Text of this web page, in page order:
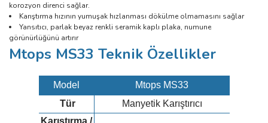
korozyon direnci sağlar.
Karıştırma hızının yumuşak hızlanması dökülme olmamasını sağlar
Yansıtıcı, parlak beyaz renkli seramik kaplı plaka, numune
görünürlüğünü artırır
Mtops MS33 Teknik Özellikler
Model
Mtops MS33
Tür
Manyetik Karıştırıcı
Karıştırma /